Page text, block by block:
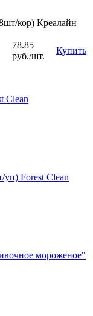
кор) Креалайн
78.85
руб./шт.
Купить
Clean
Forest Clean
мороженое"